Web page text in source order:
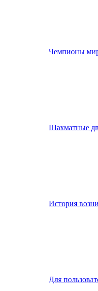
Чемпионы
Шахматные
История
Для